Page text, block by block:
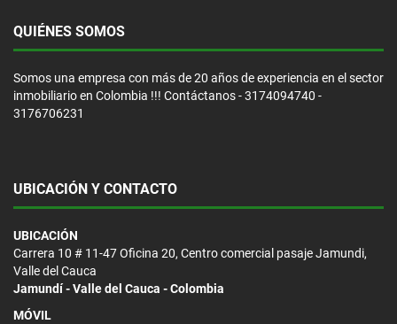
QUIÉNES SOMOS
Somos una empresa con más de 20 años de experiencia en el sector
inmobiliario en Colombia !!! Contáctanos - 3174094740 -
3176706231
UBICACIÓN Y CONTACTO
UBICACIÓN
Carrera 10 # 11-47 Oficina 20, Centro comercial pasaje Jamundi,
Valle del Cauca
Jamundí - Valle del Cauca - Colombia
MÓVIL